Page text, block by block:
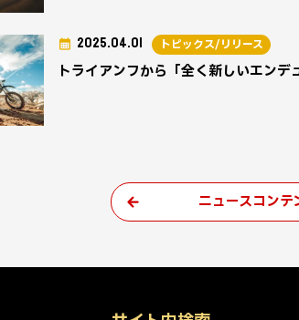
トライアンフから「全く新しいエン
2025.04.01 トピックス/リリース
ニュースコン